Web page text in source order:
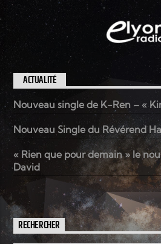
ACTUALITÉ
Nouveau single de K-Ren – «
Nouveau Single du Révérend
« Rien que pour demain » le
David
RECHERCHER